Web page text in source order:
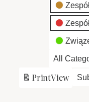
All
PrintView